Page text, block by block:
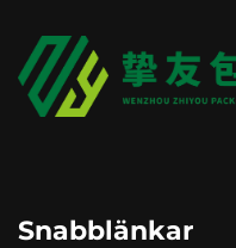
Snabblänkar